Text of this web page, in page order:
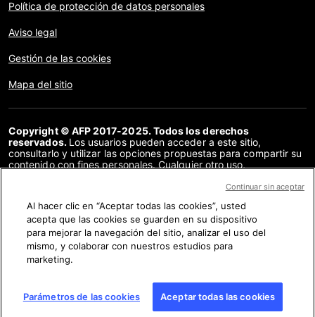
Política de protección de datos personales
Aviso legal
Gestión de las cookies
Mapa del sitio
Copyright © AFP 2017-2025. Todos los derechos
reservados. Los usuarios pueden acceder a este sitio,
consultarlo y utilizar las opciones propuestas para compartir su
contenido con fines personales. Cualquier otro uso,
distribución del contenido de este sitio, en su totalidad o en
acuerdo específico firmado con la AFP, está estrictamente
prohibido. Los elementos analizados en cada verificación se
presentan o se enlazan en tanto en cuanto son necesarios para
la correcta comprensión de la verificación en cuestión. La AFP
no cuenta con derechos sobre los autores ni sobre los
propietarios del copyright de estos contenidos de terceras
Al hacer clic en “Aceptar todas las cookies”, usted
acepta que las cookies se guarden en su dispositivo
para mejorar la navegación del sitio, analizar el uso del
mismo, y colaborar con nuestros estudios para
marketing.
Parámetros de las cookies Aceptar todas las cookies
Continuar sin aceptar